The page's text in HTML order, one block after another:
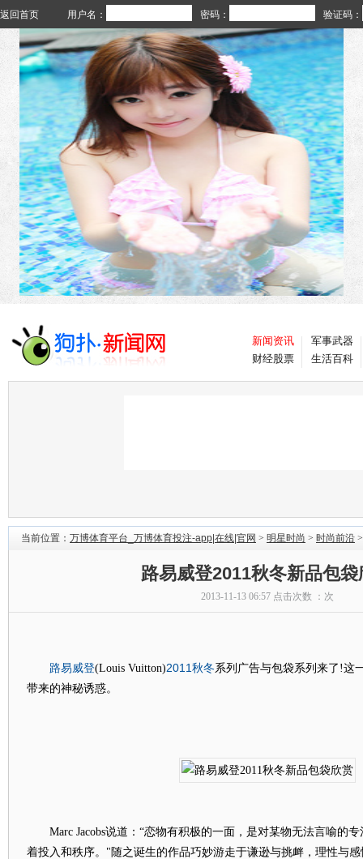
返回首页 用户名： 密码： 验证码：
新闻资讯
财经股票
军事武器
生活百科
当前位置： 万博体育平台_万博体育投注-app|在线|官网 > 明星时尚 > 时尚前沿 >
路易威登2011秋冬新品包袋
2013-11-13 06:57 点击次数 ： 次
路易威登(Louis Vuitton)2011秋冬系列广告与包袋系列来了!这
带来的神秘诱惑。
Marc Jacobs说道：“恋物有积极的一面，是对某物无法言喻的专
着投入和秩序。"随之诞生的作品巧妙游走于谦逊与挑衅，理性与